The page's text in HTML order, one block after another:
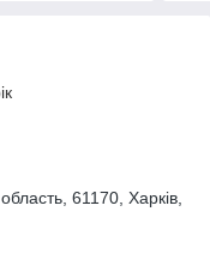
61170, Харків,